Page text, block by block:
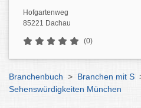
Hofgartenweg
85221 Dachau
(0)
Branchenbuch > Branchen mit S
Sehenswürdigkeiten München